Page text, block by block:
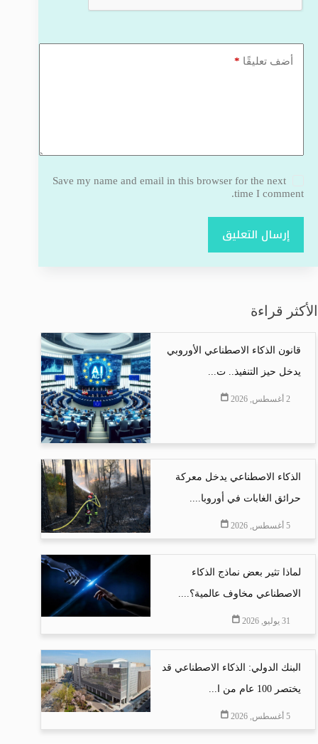
أضف تعليقًا *
Save my name and email in this browser for the next
time I comment.
إرسال التعليق
الأكثر قراءة
قانون الذكاء الاصطناعي الأوروبي
يدخل حيز التنفيذ.. ت...
2 أغسطس, 2026
الذكاء الاصطناعي يدخل معركة
حرائق الغابات في أوروبا....
5 أغسطس, 2026
لماذا تثير بعض نماذج الذكاء
الاصطناعي مخاوف عالمية؟....
31 يوليو, 2026
البنك الدولي: الذكاء الاصطناعي قد
يختصر 100 عام من ا...
5 أغسطس, 2026